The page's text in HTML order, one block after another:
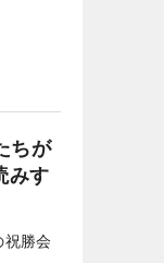
ちが
みす
祝勝会